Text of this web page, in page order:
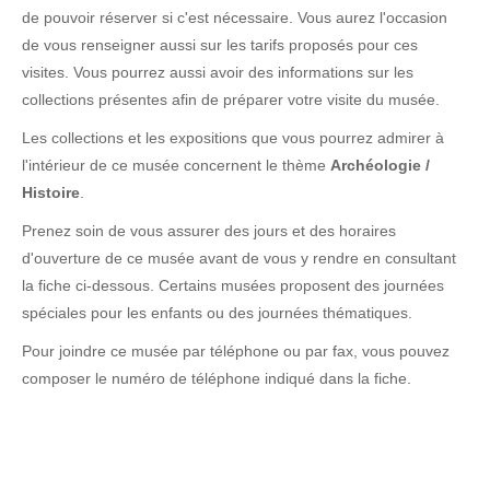
de pouvoir réserver si c'est nécessaire. Vous aurez l'occasion
de vous renseigner aussi sur les tarifs proposés pour ces
visites. Vous pourrez aussi avoir des informations sur les
collections présentes afin de préparer votre visite du musée.
Les collections et les expositions que vous pourrez admirer à
l'intérieur de ce musée concernent le thème Archéologie /
Histoire
Prenez soin de vous assurer des jours et des horaires
d'ouverture de ce musée avant de vous y rendre en consultant
la fiche ci-dessous. Certains musées proposent des journées
spéciales pour les enfants ou des journées thématiques.
Pour joindre ce musée par téléphone ou par fax, vous pouvez
composer le numéro de téléphone indiqué dans la fiche.